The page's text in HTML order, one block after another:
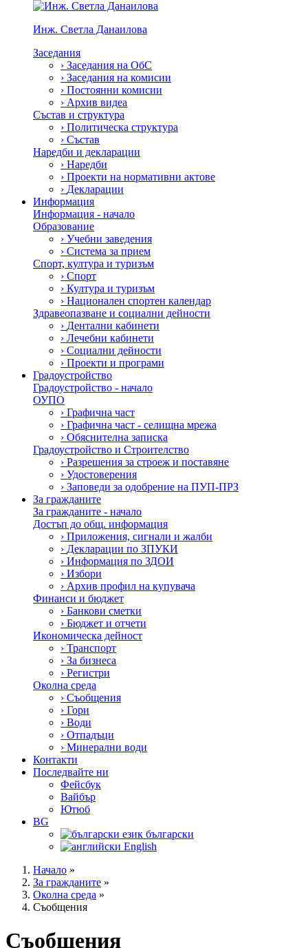
Инж. Светла Данаилова
Заседания
› Заседания на ОбС
› Заседания на комисии
› Постоянни комисии
› Архив видеа
Състав и структура
› Политическа структура
› Състав
Наредби и декларации
› Наредби
› Проекти на нормативни актове
› Декларации
Информация
Информация - начало
Образование
› Учебни заведения
› Система за прием
Спорт, култура и туризъм
› Спорт
› Култура и туризъм
› Национален спортен календар
Здравеопазване и социални дейности
› Дентални кабинети
› Лечебни кабинети
› Социални дейности
› Проекти и програми
Градоустройство
Градоустройство - начало
ОУПО
› Графична част
› Графична част - селищна мрежа
› Обяснителна записка
Градоустройство и Строителство
› Разрешения за строеж и поставяне
› Удостоверения
› Заповеди за одобрение на ПУП-ПРЗ
За гражданите
За гражданите - начало
Достъп до общ. информация
› Приложения, сигнали и жалби
› Декларации по ЗПУКИ
› Информация по ЗДОИ
› Избори
› Архив профил на купувача
Финанси и бюджет
› Банкови сметки
› Бюджет и отчети
Икономическа дейност
› Транспорт
› За бизнеса
› Регистри
Околна среда
› Съобщения
› Гори
› Води
› Отпадъци
› Минерални води
Контакти
Последвайте ни
Фейсбук
Вайбър
Ютюб
BG
български
English
Начало »
За гражданите »
Околна среда »
Съобщения
Съобщения